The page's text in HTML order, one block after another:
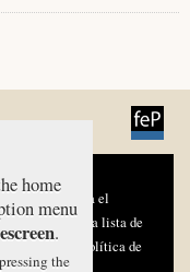
USO
DE DATOS
terceros para el
consultar la lista de
Ver nuestra Política de
home
menu
.
the